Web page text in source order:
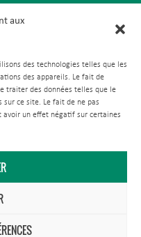
aux
des technologies telles que les
des appareils. Le fait de
traiter des données telles que le
ce site. Le fait de ne pas
un effet négatif sur certaines